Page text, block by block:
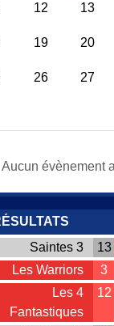
12 13
19 20
26 27
Aucun évènement
Saintes 3 13
Les Warriors 3
Les 4
Fantastiques
12